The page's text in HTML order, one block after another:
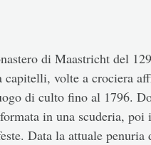
di Maastricht del
volte a crociera
di culto fino al 1796.
in una scuderia, poi
Data la attuale